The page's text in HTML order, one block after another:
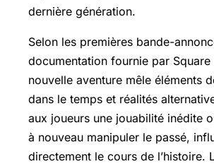
dernière génération.
Selon les premières bande-
documentation fournie par Square
nouvelle aventure mêle éléments
dans le temps et réalités
aux joueurs une jouabilité inédite
à nouveau manipuler le passé,
directement le cours de l’histoire.